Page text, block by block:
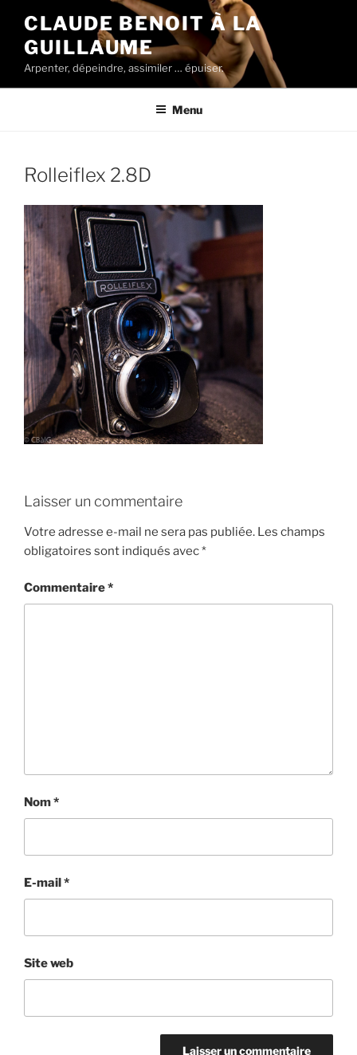
contenu
principal
CLAUDE BENOIT À LA
GUILLAUME
Arpenter, dépeindre, assimiler … épuiser.
Menu
Rolleiflex 2.8D
Laisser un commentaire
Votre adresse e-mail ne sera pas publiée. Les champs
obligatoires sont indiqués avec*
Commentaire*
Nom*
E-mail*
Site web